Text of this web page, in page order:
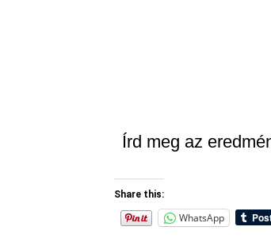
Írd meg az
Share this:
WhatsApp